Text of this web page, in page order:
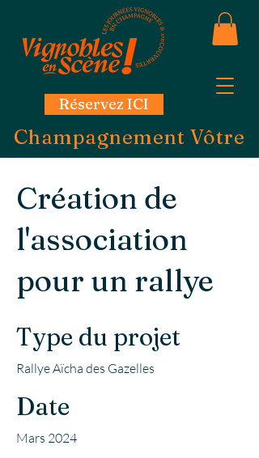
Réservez ICI
Champagnement Vôtre
Création de
l'association
pour un rallye
Type du projet
Rallye Aïcha des Gazelles
Date
Mars 2024